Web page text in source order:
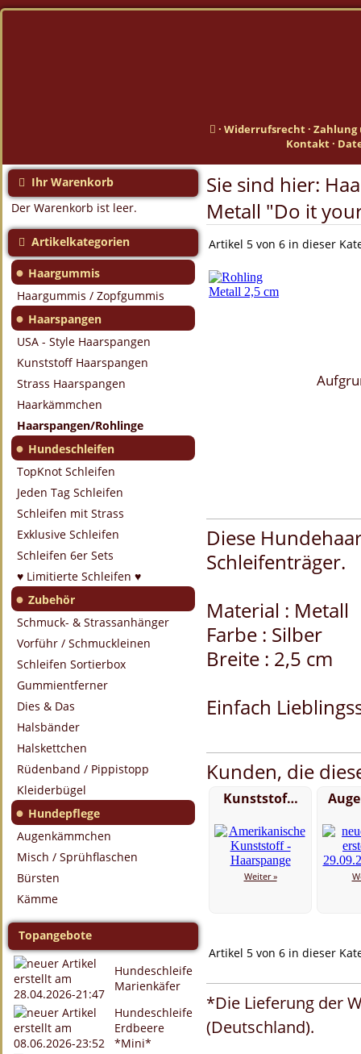
· Widerrufsrecht· Zahlung
Kontakt·
Ihr Warenkorb
Der Warenkorb ist leer.
Artikelkategorien
● Haargummis
Haargummis / Zopfgummis
● Haarspangen
USA - Style Haarspangen
Kunststoff Haarspangen
Strass Haarspangen
Haarkämmchen
Haarspangen/Rohlinge
● Hundeschleifen
TopKnot Schleifen
Jeden Tag Schleifen
Schleifen mit Strass
Exklusive Schleifen
Schleifen 6er Sets
♥ Limitierte Schleifen ♥
● Zubehör
Schmuck- & Strassanhänger
Vorführ / Schmuckleinen
Schleifen Sortierbox
Gummientferner
Dies & Das
Halsbänder
Halskettchen
Rüdenband / Pippistopp
Kleiderbügel
● Hundepflege
Augenkämmchen
Misch / Sprühflaschen
Bürsten
Kämme
Topangebote
Hundeschleife
Marienkäfer
Hundeschleife
Erdbeere
*Mini*
Sie sind hier:
Metall "Do it
Artikel 5 von 6 in dieser
Diese
Schleifenträger.
Material : Metall
Farbe : Silber
Breite : 2,5 cm
Einfach
Kunden, die
Kunststof…
Weiter »
Artikel 5 von 6 in dieser
*Die Lieferung der
(Deutschland).